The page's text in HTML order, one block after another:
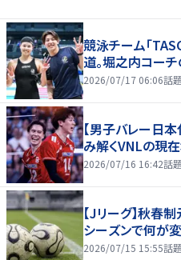
競泳チーム「
道。堀之内コー
2026/07/17 06:06話
【男子バレー日
み解くVNLの現
2026/07/16 16:42話
【Jリーグ】秋春
シーズンで何が
2026/07/15 15:55話